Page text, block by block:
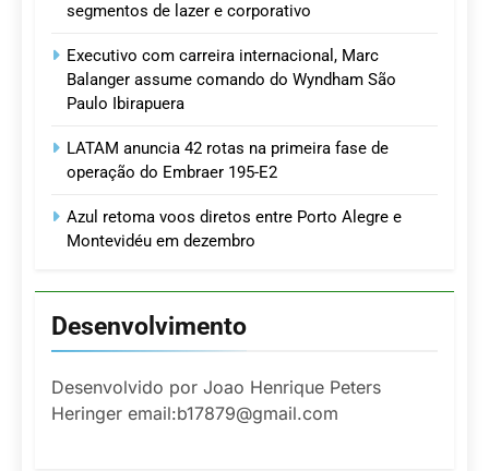
segmentos de lazer e corporativo
Executivo com carreira internacional, Marc
Balanger assume comando do Wyndham São
Paulo Ibirapuera
LATAM anuncia 42 rotas na primeira fase de
operação do Embraer 195-E2
Azul retoma voos diretos entre Porto Alegre e
Montevidéu em dezembro
Desenvolvimento
Desenvolvido por Joao Henrique Peters
Heringer email:b17879@gmail.com